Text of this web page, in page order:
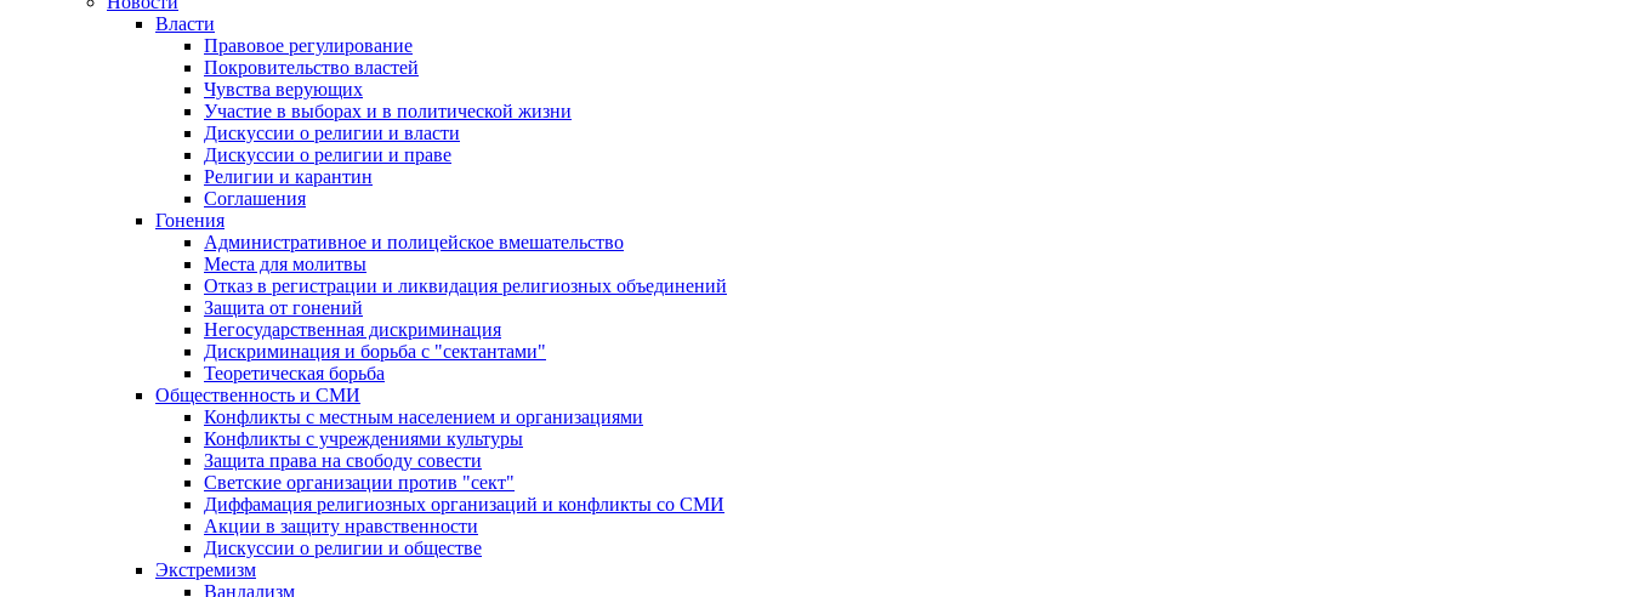
Власти
Правовое регулирование
Покровительство властей
Чувства верующих
Участие в выборах и в политической жизни
Дискуссии о религии и власти
Дискуссии о религии и праве
Религии и карантин
Соглашения
Гонения
Административное и полицейское вмешательство
Места для молитвы
Отказ в регистрации и ликвидация религиозных объединений
Защита от гонений
Негосударственная дискриминация
Дискриминация и борьба с "сектантами"
Теоретическая борьба
Общественность и СМИ
Конфликты с местным населением и организациями
Конфликты с учреждениями культуры
Защита права на свободу совести
Светские организации против "сект"
Диффамация религиозных организаций и конфликты со СМИ
Акции в защиту нравственности
Дискуссии о религии и обществе
Экстремизм
Вандализм